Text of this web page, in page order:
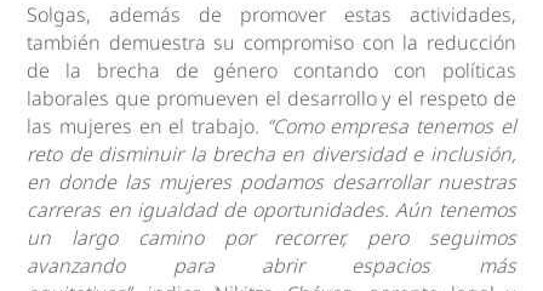
Solgas, además de promover estas actividades,
también demuestra su compromiso con la reducción
de la brecha de género contando con políticas
laborales que promueven el desarrollo y el respeto de
las mujeres en el trabajo. “Como empresa tenemos el
reto de disminuir la brecha en diversidad e inclusión,
en donde las mujeres podamos desarrollar nuestras
carreras en igualdad de oportunidades. Aún tenemos
un largo camino por recorrer, pero seguimos
avanzando para abrir espacios más